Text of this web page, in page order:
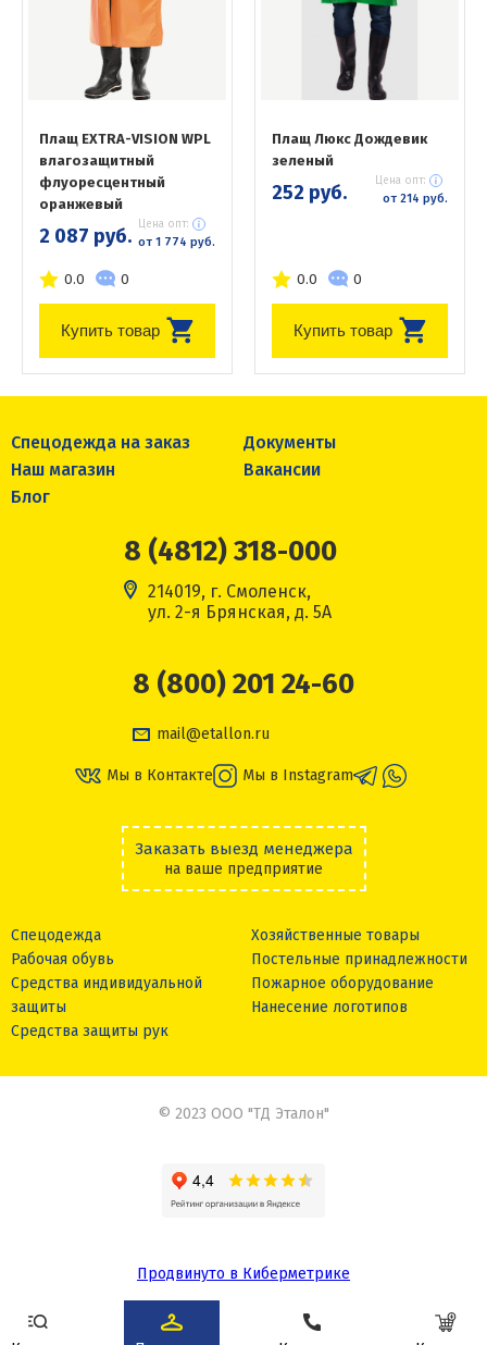
Плащ EXTRA-VISION WPL
влагозащитный
флуоресцентный
оранжевый
2 087 руб. Цена опт:
от 1 774 руб.
0.0 0
Купить товар
Плащ Люкс Дождевик
зеленый
252 руб. Цена опт:
от 214 руб.
0.0 0
Купить товар
Спецодежда на заказ
Документы
Наш магазин
Вакансии
Блог
8 (4812) 318-000
214019, г. Смоленск,
ул. 2-я Брянская, д. 5А
8 (800) 201 24-60
mail@etallon.ru
Мы в Контакте Мы в Instagram
Заказать выезд менеджера
на ваше предприятие
Спецодежда
Рабочая обувь
Средства индивидуальной
защиты
Средства защиты рук
Хозяйственные товары
Постельные принадлежности
Пожарное оборудование
Нанесение логотипов
© 2023 ООО "ТД Эталон"
Продвинуто в Киберметрике
Сделано в